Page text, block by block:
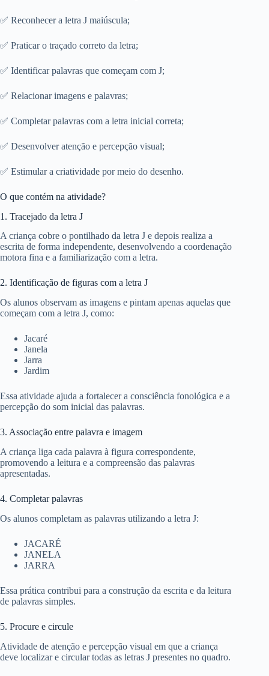
✅ Reconhecer a letra J maiúscula;
✅ Praticar o traçado correto da letra;
✅ Identificar palavras que começam com J;
✅ Relacionar imagens e palavras;
✅ Completar palavras com a letra inicial correta;
✅ Desenvolver atenção e percepção visual;
✅ Estimular a criatividade por meio do desenho.
O que contém na atividade?
1. Tracejado da letra J
A criança cobre o pontilhado da letra J e depois realiza a
escrita de forma independente, desenvolvendo a coordenação
motora fina e a familiarização com a letra.
2. Identificação de figuras com a letra J
Os alunos observam as imagens e pintam apenas aquelas que
começam com a letra J, como:
Jacaré
Janela
Jarra
Jardim
Essa atividade ajuda a fortalecer a consciência fonológica e a
percepção do som inicial das palavras.
3. Associação entre palavra e imagem
A criança liga cada palavra à figura correspondente,
promovendo a leitura e a compreensão das palavras
apresentadas.
4. Completar palavras
Os alunos completam as palavras utilizando a letra J:
JACARÉ
JANELA
JARRA
Essa prática contribui para a construção da escrita e da leitura
de palavras simples.
5. Procure e circule
Atividade de atenção e percepção visual em que a criança
deve localizar e circular todas as letras J presentes no quadro.